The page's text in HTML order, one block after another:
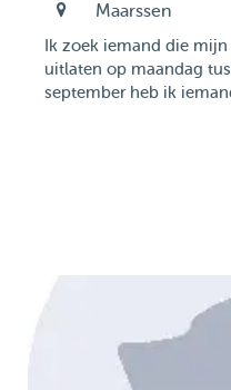
Maarssen
Ik zoek iemand die
uitlaten op maandag
september heb ik